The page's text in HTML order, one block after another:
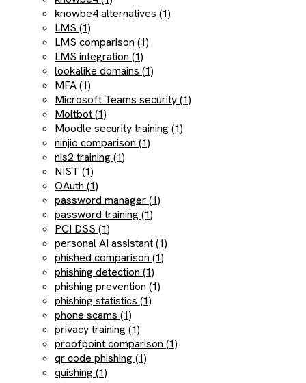
knowbe4 alternatives (1)
LMS (1)
LMS comparison (1)
LMS integration (1)
lookalike domains (1)
MFA (1)
Microsoft Teams security (1)
Moltbot (1)
Moodle security training (1)
ninjio comparison (1)
nis2 training (1)
NIST (1)
OAuth (1)
password manager (1)
password training (1)
PCI DSS (1)
personal AI assistant (1)
phished comparison (1)
phishing detection (1)
phishing prevention (1)
phishing statistics (1)
phone scams (1)
privacy training (1)
proofpoint comparison (1)
qr code phishing (1)
quishing (1)